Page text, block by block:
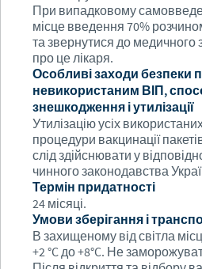
При випадковому
місце введення 70%
та звернутися до медичного
про це лікаря.
Особливі заходи безпеки
невикористаним ВІП,
знешкодження і утилізації
Утилізацію усіх
процедури вакцинації
слід здійснювати у
чинного законодавства
Термін придатності
24 місяці.
Умови зберігання і
В захищеному від світла
+2 °C до +8°C. Не